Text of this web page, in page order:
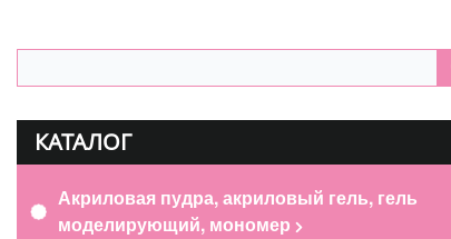
КАТАЛОГ
Акриловая пудра, акриловый гель, гель
моделирующий, мономер